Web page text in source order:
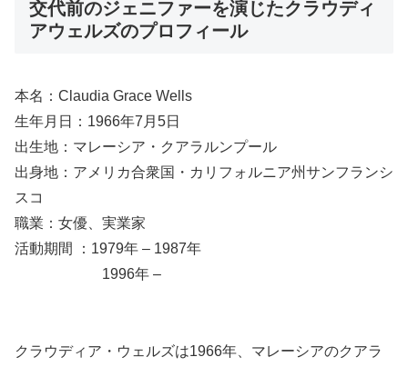
交代前のジェニファーを演じたクラウディ
アウェルズのプロフィール
本名：Claudia Grace Wells
生年月日：1966年7月5日
出生地：マレーシア・クアラルンプール
出身地：アメリカ合衆国・カリフォルニア州サンフランシ
スコ
職業：女優、実業家
活動期間 ：1979年 – 1987年
1996年 –
クラウディア・ウェルズは1966年、マレーシアのクアラ